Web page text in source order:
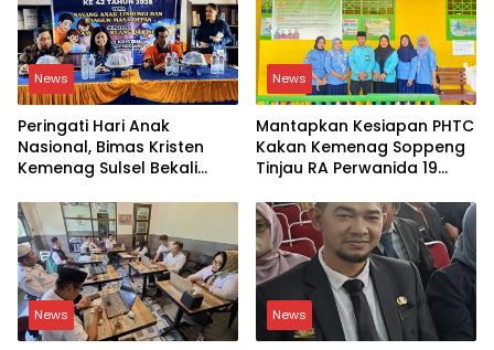
News
Peringati Hari Anak
Nasional, Bimas Kristen
Kemenag Sulsel Bekali
News
Mantapkan Kesiapan PHTC
Kakan Kemenag Soppeng
Tinjau RA Perwanida 19
News News